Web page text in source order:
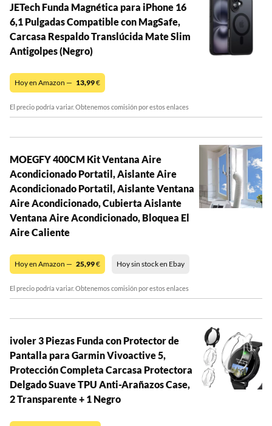
JETech Funda Magnética para iPhone 16
6,1 Pulgadas Compatible con MagSafe,
Carcasa Respaldo Translúcida Mate Slim
Antigolpes (Negro)
Hoy en Amazon — 13,99€
El precio podría variar. Obtenemos comisión por estos enlaces
MOEGFY 400CM Kit Ventana Aire
Acondicionado Portatil, Aislante Aire
Acondicionado Portatil, Aislante Ventana
Aire Acondicionado, Cubierta Aislante
Ventana Aire Acondicionado, Bloquea El
Aire Caliente
Hoy en Amazon — 25,99€ Hoy sin stock en Ebay
El precio podría variar. Obtenemos comisión por estos enlaces
ivoler 3 Piezas Funda con Protector de
Pantalla para Garmin Vivoactive 5,
Protección Completa Carcasa Protectora
Delgado Suave TPU Anti-Arañazos Case,
2 Transparente + 1 Negro